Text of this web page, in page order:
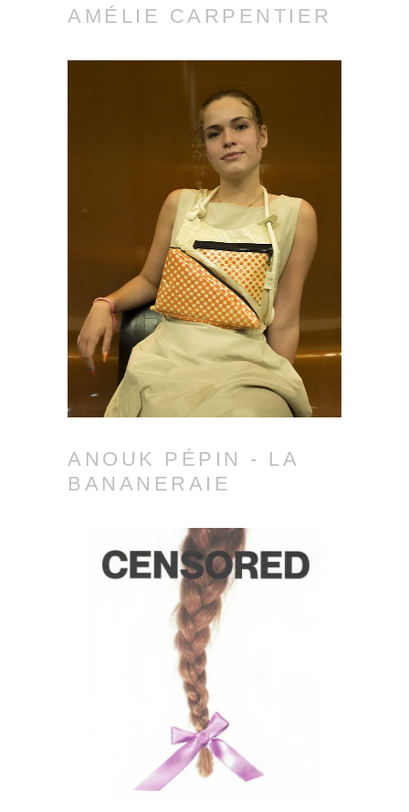
AMÉLIE CARPENTIER
ANOUK PÉPIN - LA
BANANERAIE